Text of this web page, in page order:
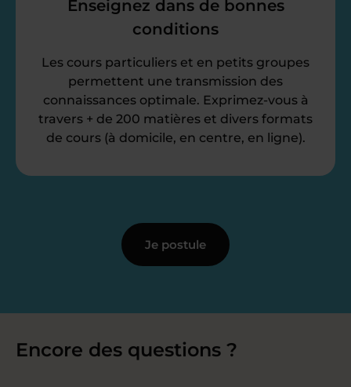
Enseignez dans de bonnes
conditions
Les cours particuliers et en petits groupes
permettent une transmission des
connaissances optimale. Exprimez-vous à
travers + de 200 matières et divers formats
de cours (à domicile, en centre, en ligne).
Je postule
Encore des questions ?